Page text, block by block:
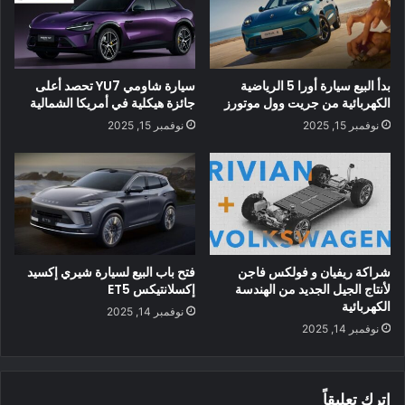
فقد افتتح Yu أيضًا متجرًا يسمى Mars Power. إنه يستخدم كل ما
تعلمه في مشروع تحويل السيارة Rolls-Royce Wraith لتحويل
السيارات الأخرى التي تعمل بالبنزين إلى سيارات كهربائية. يقع
متجره في ريتشموند ، كولومبيا البريطانية .
Wraith إلى كهربائية . عادت الفتاة إلى المنزل من المدرسة ذات يوم
بدأ البيع سيارة أورا 5 الرياضية
الكهربائية من جريت وول موتورز
نوفمبر 15, 2025
سيارة شاومي YU7 تحصد أعلى
جائزة هيكلية في أمريكا الشمالية
نوفمبر 15, 2025
شراكة ريفيان و فولكس فاجن
لأنتاج الجيل الجديد من الهندسة
الكهربائية
نوفمبر 14, 2025
فتح باب البيع لسيارة شيري إكسيد
إكسلانتيكس ET5
نوفمبر 14, 2025
اترك تعليقاً